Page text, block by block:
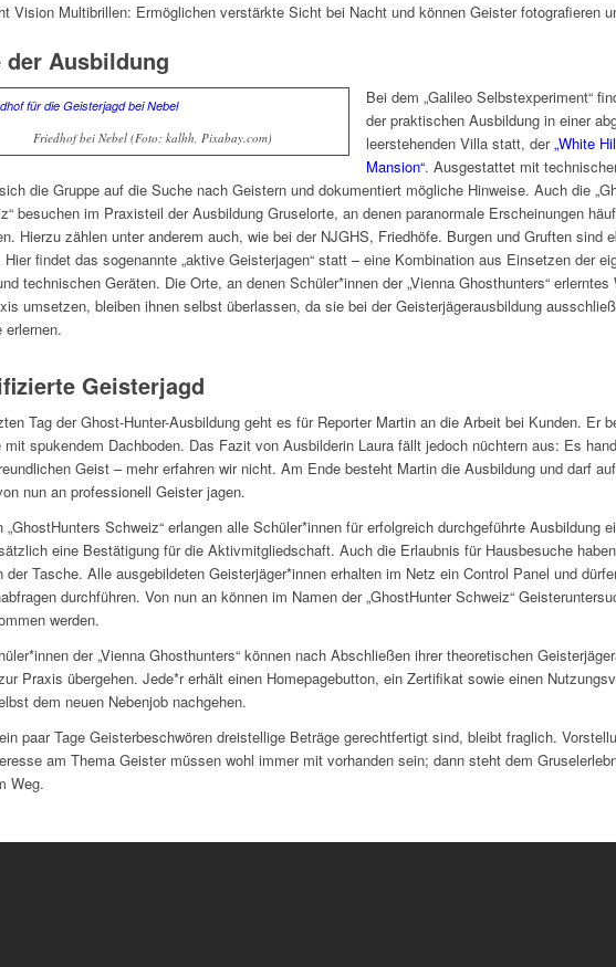
Vision Multibrillen: Ermöglichen verstärkte Sicht bei Nacht und können Geister fotografieren
der Ausbildung
Friedhof bei Nebel (Foto: kalhh, Pixabay.com)
Bei dem „Galileo Selbstexperiment“
der praktischen Ausbildung in einer
leerstehenden Villa statt, der„White
Mansion“. Ausgestattet mit
die Gruppe auf die Suche nach Geistern und dokumentiert mögliche Hinweise. Auch die
besuchen im Praxisteil der Ausbildung Gruselorte, an denen paranormale Erscheinungen
Hierzu zählen unter anderem auch, wie bei der NJGHS, Friedhöfe. Burgen und Gruften sind
Hier findet das sogenannte „aktive Geisterjagen“ statt – eine Kombination aus Einsetzen der
technischen Geräten. Die Orte, an denen Schüler*innen der „Vienna Ghosthunters“
umsetzen, bleiben ihnen selbst überlassen, da sie bei der Geisterjägerausbildung
erlernen.
Geisterjagd
Tag der Ghost-Hunter-Ausbildung geht es für Reporter Martin an die Arbeit bei Kunden. Er
mit spukendem Dachboden. Das Fazit von Ausbilderin Laura fällt jedoch nüchtern aus: Es
Geist – mehr erfahren wir nicht. Am Ende besteht Martin die Ausbildung und darf
nun an professionell Geister jagen.
„GhostHunters Schweiz“ erlangen alle Schüler*innen für erfolgreich durchgeführte Ausbildung
eine Bestätigung für die Aktivmitgliedschaft. Auch die Erlaubnis für Hausbesuche
der Tasche. Alle ausgebildeten Geisterjäger*innen erhalten im Netz ein Control Panel und
durchführen. Von nun an können im Namen der „GhostHunter Schweiz“
werden.
der „Vienna Ghosthunters“ können nach Abschließen ihrer theoretischen
Praxis übergehen. Jede*r erhält einen Homepagebutton, ein Zertifikat sowie einen
dem neuen Nebenjob nachgehen.
paar Tage Geisterbeschwören dreistellige Beträge gerechtfertigt sind, bleibt fraglich.
am Thema Geister müssen wohl immer mit vorhanden sein; dann steht dem
Weg.